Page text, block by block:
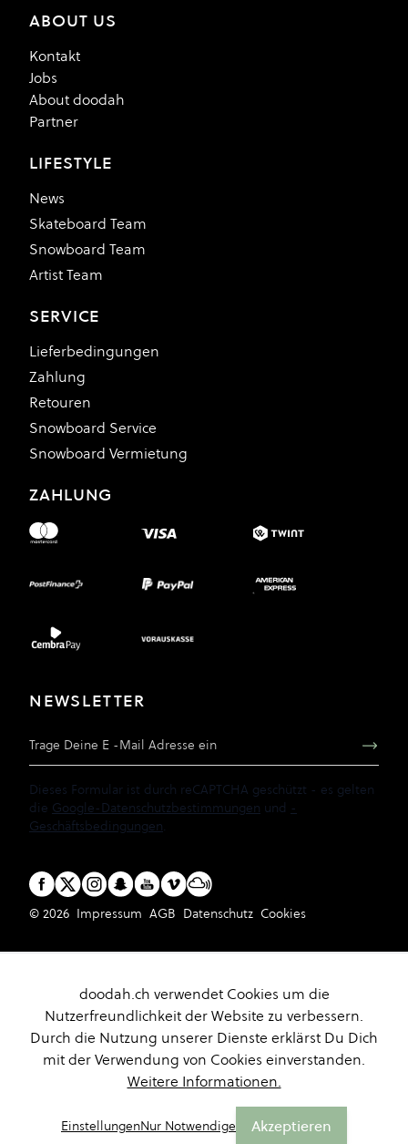
ABOUT US
Kontakt
Jobs
About doodah
Partner
LIFESTYLE
News
Skateboard Team
Snowboard Team
Artist Team
SERVICE
Lieferbedingungen
Zahlung
Retouren
Snowboard Service
Snowboard Vermietung
ZAHLUNG
NEWSLETTER
Dieses Formular ist durch reCAPTCHA geschützt - es gelten
die Google-Datenschutzbestimmungen und -
Geschäftsbedingungen.
© 2026 Impressum AGB Datenschutz Cookies
doodah.ch verwendet Cookies um die
Nutzerfreundlichkeit der Website zu verbessern.
Durch die Nutzung unserer Dienste erklärst Du Dich
mit der Verwendung von Cookies einverstanden.
Weitere Informationen.
EinstellungenNur Notwendige Akzeptieren